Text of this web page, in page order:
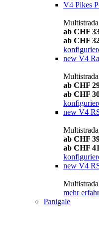
V4 Pikes
ab CHF
ab CHF
new V4
ab CHF
ab CHF
new V4
ab CHF
ab CHF
new V4
mehr
Panigale